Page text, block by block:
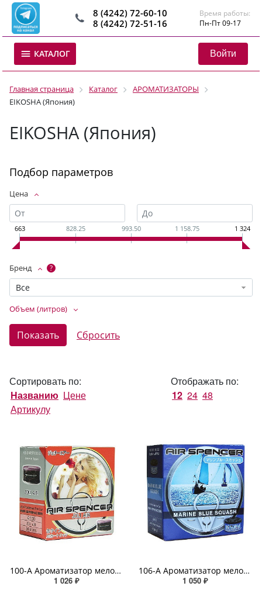
8 (4242) 72-60-10
8 (4242) 72-51-16
Время работы:
Пн-Пт 09-17
КАТАЛОГ Войти
Главная страница Каталог
АРОМАТИЗАТОРЫ
EIKOSHA (Япония)
EIKOSHA (Япония)
Подбор параметров
Цена
663 828.25 993.50 1 158.75 1 324
Бренд ?
Все
Объем (литров)
Сортировать по:
Названию Цене
Артикулу
Отображать по:
12 24 48
100-A Ароматизатор меловой JOLI AIR SPIRIT REFILL
1 026 ₽
106-А Ароматизатор меловой MARINE BLUE SQUASH SPIRIT REFILL
1 050 ₽